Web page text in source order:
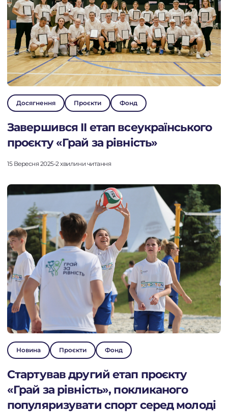
Досягнення Проєкти Фонд
Завершився ІІ етап всеукраїнського
проєкту «Грай за рівність»
15 Вересня 2025•2 хвилини читання
Новина Проєкти Фонд
Стартував другий етап проєкту
«Грай за рівність», покликаного
популяризувати спорт серед молоді